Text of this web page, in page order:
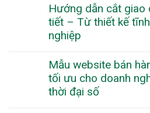
Hướng dẫn cắt giao
tiết – Từ thiết kế
nghiệp
Mẫu website bán
tối ưu cho doanh
thời đại số